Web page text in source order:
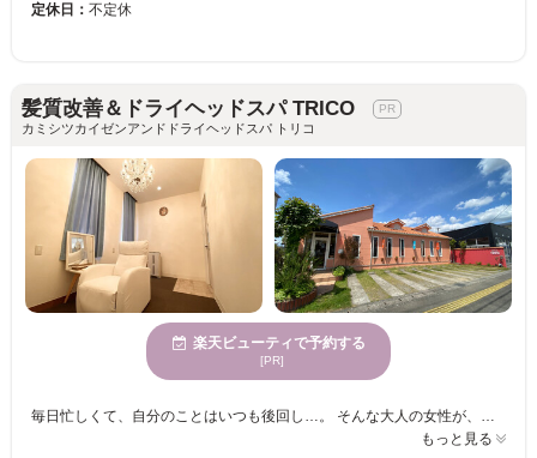
定休日： 不定休
髪質改善＆ドライヘッドスパ TRICO
カミシツカイゼンアンドドライヘッドスパ トリコ
楽天ビューティで予約する
[PR]
毎日忙しくて、自分のことはいつも後回し…。 そんな大人の女性が、ふっと力を抜ける場所でありたいと思っています。 髪のうねり・パサつき・広がりが気になり始める30代〜40代の方には、髪への負担を抑え、自然な仕上がりになる「髪質改善ストレート(縮毛矯正)」で、乾かすだけでまとまる扱いやすい髪へ。 朝の支度がラクになり、「もっと早く来ればよかった」と感じていただけるような仕上がりを目指しています。 さらに、ダメージを抑えた「髪質改善カラー」や「髪質改善白髪染め」など、大人女性が安心して続けられる施術にもこだわっています。 また、ストレスや疲れが抜けにくくなる年代の女性には、「ドライヘッドスパ」が人気です。 目の重さや頭のコリをじんわりほぐし、終わった頃には視界が明るくなるような、深いリラックス時間をご提供しています。 毎月のご褒美として通われるお客様も多いメニューです。 ★お電話でのご予約、お問い合わせには対応しておりません。ネット予約にご協力お願い致します★
もっと見る